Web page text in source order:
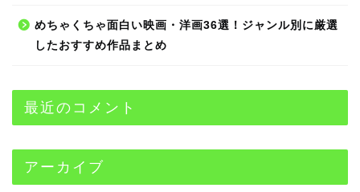
めちゃくちゃ面白い映画・洋画36選！ジャンル別に厳選
したおすすめ作品まとめ
最近のコメント
アーカイブ